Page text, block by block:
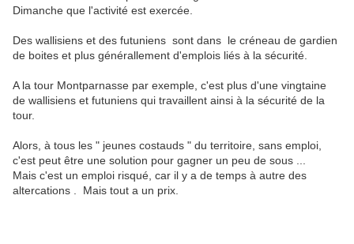
Dimanche que l'activité est exercée.
Des wallisiens et des futuniens sont dans le créneau de gardien
de boites et plus générallement d'emplois liés à la sécurité.
A la tour Montparnasse par exemple, c'est plus d'une vingtaine
de wallisiens et futuniens qui travaillent ainsi à la sécurité de la
tour.
Alors, à tous les " jeunes costauds " du territoire, sans emploi,
c'est peut être une solution pour gagner un peu de sous ...
Mais c'est un emploi risqué, car il y a de temps à autre des
altercations . Mais tout a un prix.